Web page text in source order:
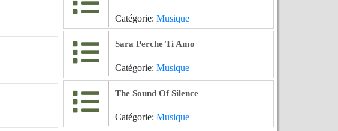
Catégorie: Musique
Sara Perche Ti Amo
Catégorie: Musique
The Sound Of Silence
Catégorie: Musique